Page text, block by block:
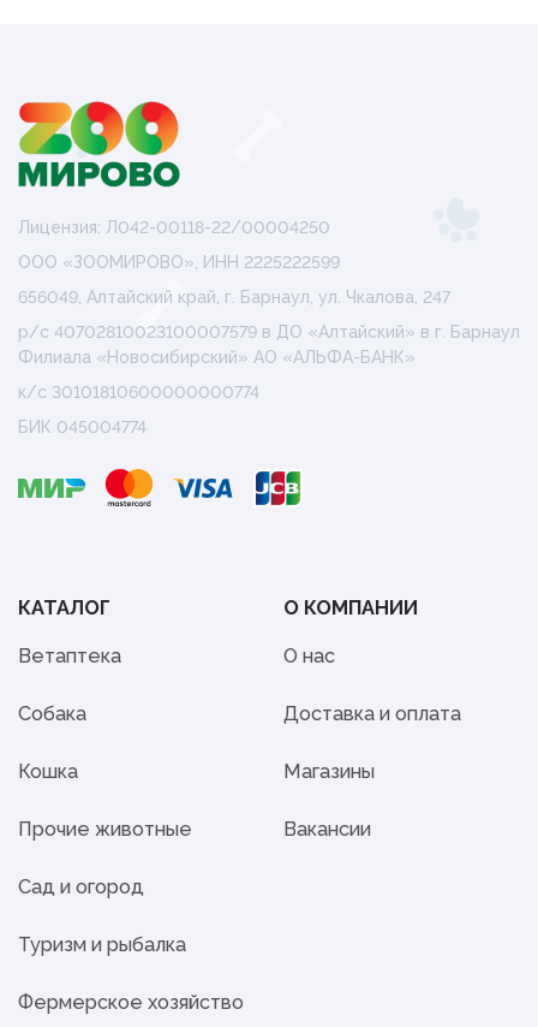
Лицензия: Л042-00118-22/00004250
ООО «ЗООМИРОВО», ИНН 2225222599
656049, Алтайский край, г. Барнаул, ул. Чкалова, 247
р/с 40702810023100007579 в ДО «Алтайский» в г. Барнаул
Филиала «Новосибирский» АО «АЛЬФА-БАНК»
к/с 30101810600000000774
БИК 045004774
КАТАЛОГ
Ветаптека
Собака
Кошка
Прочие животные
Сад и огород
Туризм и рыбалка
Фермерское хозяйство
О КОМПАНИИ
О нас
Доставка и оплата
Магазины
Вакансии